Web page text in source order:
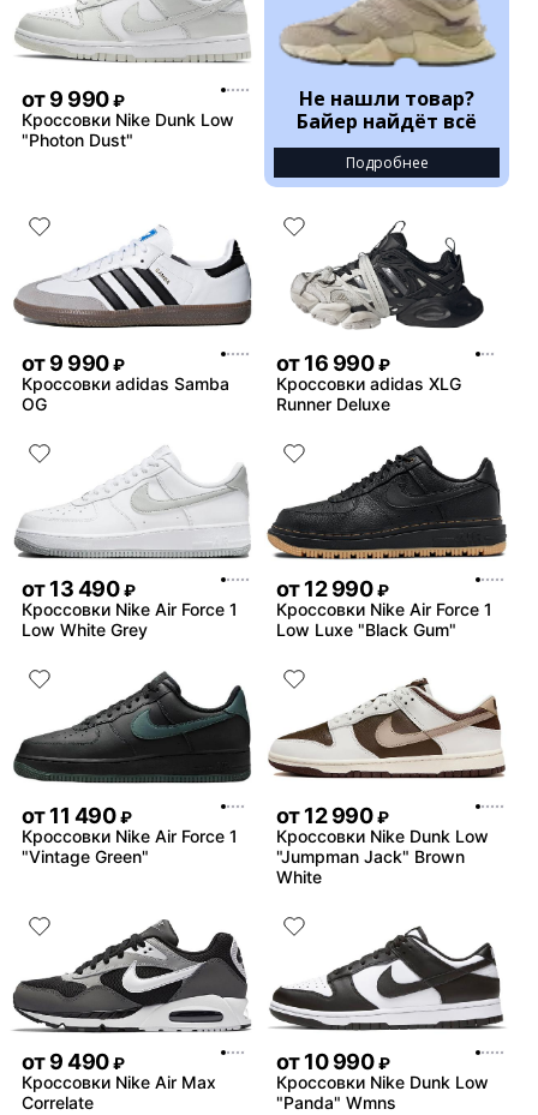
от9 990 ₽
Кроссовки Nike Dunk Low
"Photon Dust"
Не нашли товар?
Байер найдёт всё
Подробнее
от9 990 ₽
Кроссовки adidas Samba
OG
от16 990 ₽
Кроссовки adidas XLG
Runner Deluxe
от13 490 ₽
Кроссовки Nike Air Force 1
Low White Grey
от12 990 ₽
Кроссовки Nike Air Force 1
Low Luxe "Black Gum"
от11 490 ₽
Кроссовки Nike Air Force 1
"Vintage Green"
от12 990 ₽
Кроссовки Nike Dunk Low
"Jumpman Jack" Brown
White
от9 490 ₽
Кроссовки Nike Air Max
Correlate
от10 990 ₽
Кроссовки Nike Dunk Low
"Panda" Wmns